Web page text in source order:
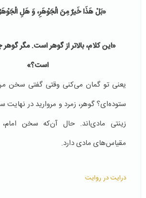
«بَلْ هَذَا خَیرٌ مِنَ الْجَوْهَرِ، وَ هَلِ
«این کلام، بالاتر از گوهر است. مگر
است؟»
یعنی تو گمان می‌کنی وقتی گفتی سخن
ستوده‌ای؟ گوهر، زمرد و مروارید در
زینتی مادی‌اند. حال آن‌که سخن امام،
مقیاس‌های مادی دارد.
درایت در روایت